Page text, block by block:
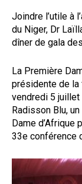
Joindre l’utile à
du Niger, Dr
dîner de gala
La Première
présidente de
vendredi 5 juillet
Radisson Blu,
Dame d’Afrique
33e conférence